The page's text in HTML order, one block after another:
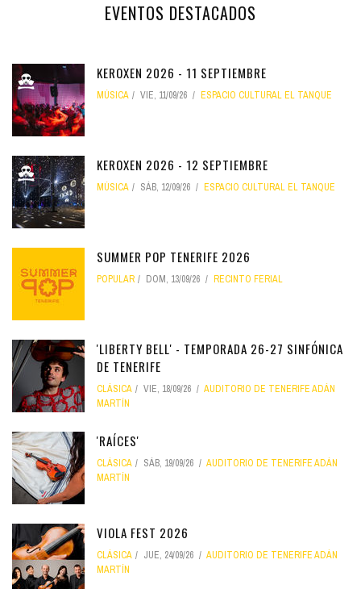
EVENTOS DESTACADOS
KEROXEN 2026 - 11 SEPTIEMBRE
MÚSICA VIE, 11/09/26 ESPACIO CULTURAL EL TANQUE
KEROXEN 2026 - 12 SEPTIEMBRE
MÚSICA SÁB, 12/09/26 ESPACIO CULTURAL EL TANQUE
SUMMER POP TENERIFE 2026
POPULAR DOM, 13/09/26 RECINTO FERIAL
'LIBERTY BELL' - TEMPORADA 26-27 SINFÓNICA
DE TENERIFE
CLÁSICA VIE, 18/09/26
AUDITORIO DE TENERIFE ADÁN
MARTÍN
'RAÍCES'
CLÁSICA SÁB, 19/09/26
AUDITORIO DE TENERIFE ADÁN
MARTÍN
VIOLA FEST 2026
CLÁSICA JUE, 24/09/26
AUDITORIO DE TENERIFE ADÁN
MARTÍN